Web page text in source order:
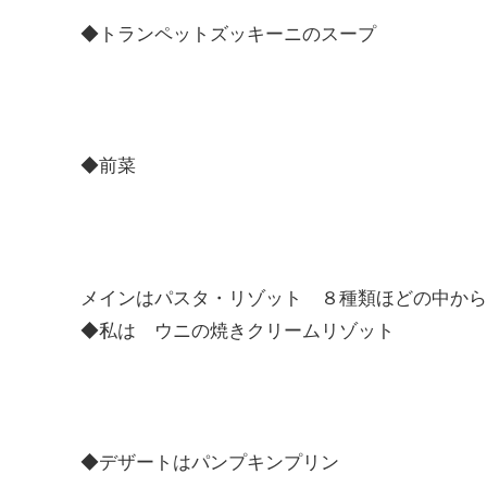
◆トランペットズッキーニのスープ
◆前菜
メインはパスタ・リゾット ８種類ほどの中か
◆私は ウニの焼きクリームリゾット
◆デザートはパンプキンプリン